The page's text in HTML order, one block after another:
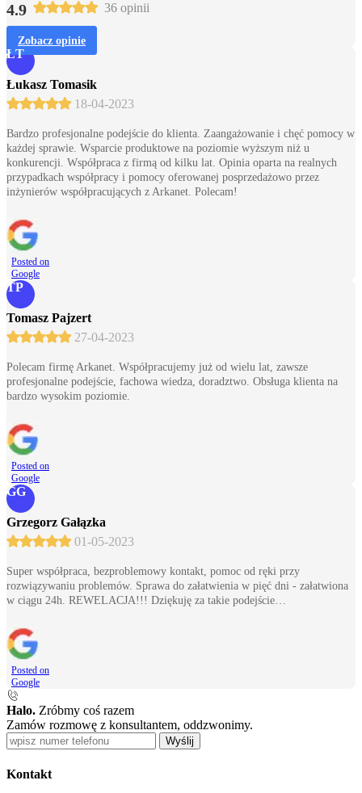
4.9 36 opinii
Zobacz opinie
ŁT
Łukasz Tomasik
18-04-2023
Bardzo profesjonalne podejście do klienta. Zaangażowanie i chęć pomocy w
każdej sprawie. Wsparcie produktowe na poziomie wyższym niż u
konkurencji. Współpraca z firmą od kilku lat. Opinia oparta na realnych
przypadkach współpracy i pomocy oferowanej posprzedażowo przez
inżynierów współpracujących z Arkanet. Polecam!
Posted on
Google
TP
Tomasz Pajzert
27-04-2023
Polecam firmę Arkanet. Współpracujemy już od wielu lat, zawsze
profesjonalne podejście, fachowa wiedza, doradztwo. Obsługa klienta na
bardzo wysokim poziomie.
Posted on
Google
GG
Grzegorz Gałązka
01-05-2023
Super współpraca, bezproblemowy kontakt, pomoc od ręki przy
rozwiązywaniu problemów. Sprawa do załatwienia w pięć dni - załatwiona
w ciągu 24h. REWELACJA!!! Dziękuję za takie podejście…
Posted on
Google
Halo. Zróbmy coś razem
Zamów rozmowę z konsultantem, oddzwonimy.
Wyślij
Kontakt